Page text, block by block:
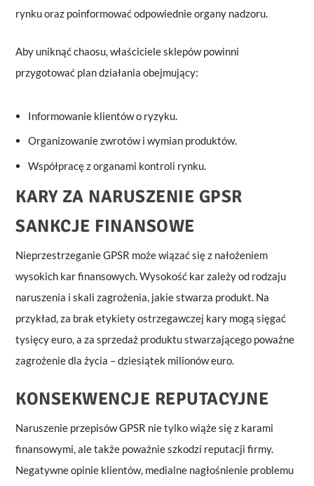
rynku oraz poinformować odpowiednie organy nadzoru.
Aby uniknąć chaosu, właściciele sklepów powinni
przygotować plan działania obejmujący:
Informowanie klientów o ryzyku.
Organizowanie zwrotów i wymian produktów.
Współpracę z organami kontroli rynku.
KARY ZA NARUSZENIE GPSR
SANKCJE FINANSOWE
Nieprzestrzeganie GPSR może wiązać się z nałożeniem
wysokich kar finansowych. Wysokość kar zależy od rodzaju
naruszenia i skali zagrożenia, jakie stwarza produkt. Na
przykład, za brak etykiety ostrzegawczej kary mogą sięgać
tysięcy euro, a za sprzedaż produktu stwarzającego poważne
zagrożenie dla życia – dziesiątek milionów euro.
KONSEKWENCJE REPUTACYJNE
Naruszenie przepisów GPSR nie tylko wiąże się z karami
finansowymi, ale także poważnie szkodzi reputacji firmy.
Negatywne opinie klientów, medialne nagłośnienie problemu